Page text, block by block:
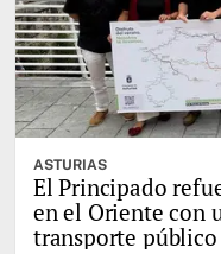
ASTURIAS
El Principado
en el Oriente con
transporte público